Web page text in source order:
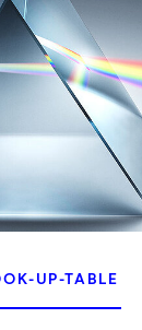
UP-TABLE